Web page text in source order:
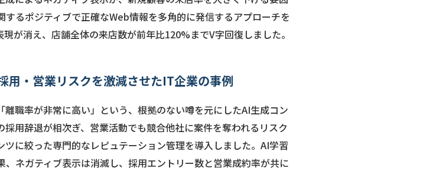
るポジティブで正確なWeb情報を多角的に発信するアプローチを
が消え、店舗全体の来店数が前年比120%までV字回復しました。
用・営業リスクを激減させたIT企業の事例
職率が非常に高い」という、根拠のない噂を元にしたAI生成コン
用辞退が相次ぎ、営業活動でも競合他社に案件を奪われるリスク
に絞った専門的なレピュテーション管理を導入しました。AI学習
ネガティブ表示は消滅し、採用エントリー数と営業成約率が共に